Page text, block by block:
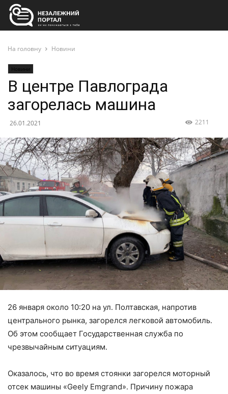
На головну Новини
Новини
В центре Павлограда
загорелась машина
26.01.2021 2211
26 января около 10:20 на ул. Полтавская, напротив
центрального рынка, загорелся легковой автомобиль.
Об этом сообщает Государственная служба по
чрезвычайным ситуациям.
Оказалось, что во время стоянки загорелся моторный
отсек машины «Geely Emgrand». Причину пожара